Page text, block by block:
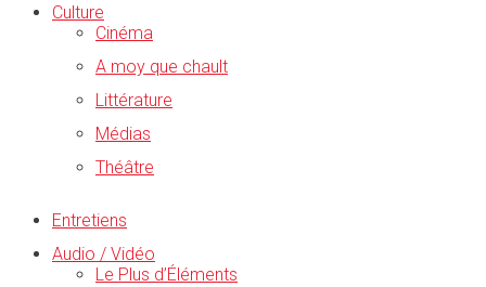
Culture
Cinéma
A moy que chault
Littérature
Médias
Théâtre
Entretiens
Audio / Vidéo
Le Plus d’Éléments